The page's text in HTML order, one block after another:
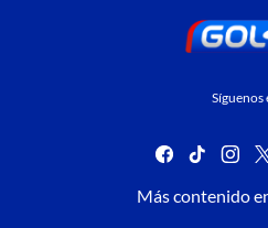
Síguenos
facebook
tiktok
Más contenido